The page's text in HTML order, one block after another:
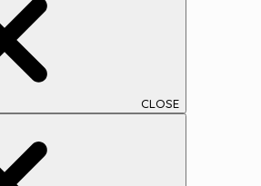
CLOSE